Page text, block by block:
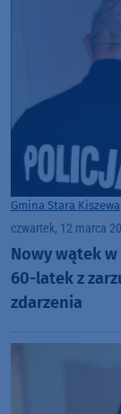
Gmina Stara Kiszewa
czwartek, 12 marca
Nowy wątek
60-latek z
zdarzenia